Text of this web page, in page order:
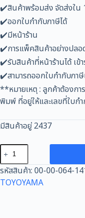
✔️สินค้าพร้อมส่ง จัดส่งใน
✔️ออกใบกำกับภาษีได้
✔️มีหน้าร้าน
✔️การแพ็คสินค้าอย่างปลอ
✔️รับสินค้าที่หน้าร้านได้ เข้
✔️สามารถออกใบกำกับภา
**หมายเหตุ : ลูกค้าต้องก
พิมพ์ ที่อยู่ให้และเลขที่ใบก
มีสินค้าอยู่ 2437
จำนวน
แปรง
ถ่าน
AFOC
รหัสสินค้า: 00-00-064-
TOYOYAMA